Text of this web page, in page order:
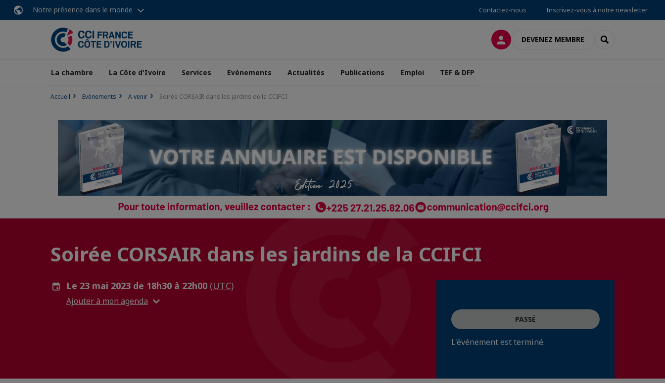
Notre présence dans le monde Contactez-nous Inscrivez-vous à notre newsletter
CONNEXIONDEVENEZ MEMBRE RECHERCHER
La chambre La Côte d'Ivoire Services Evènements Actualités Publications Emploi TEF & DFP
Accueil Evènements A venir Soirée CORSAIR dans les jardins de la CCIFCI
Soirée CORSAIR dans les jardins de la CCIFCI
Le 23 mai 2023 de 18h30 à 22h00 (UTC)
Ajouter à mon agenda
PASSÉ
L'événement est terminé.